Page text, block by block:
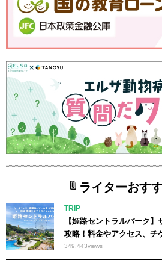
ライターおす
TRIP
【姫路セントラルパーク
攻略！料金やアクセス、チ
349,443views